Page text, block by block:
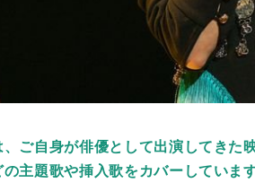
、ご自身が俳優として出演してきた
の主題歌や挿入歌をカバーしてい